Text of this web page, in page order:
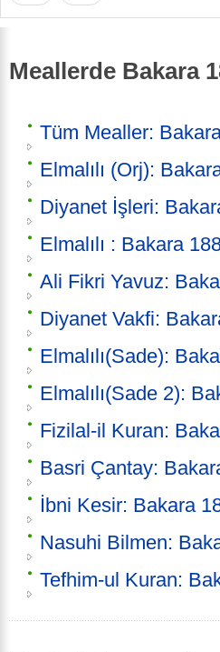
Meallerde Bakara
Tüm Mealler:
Elmalılı (Orj):
Diyanet İşleri:
Elmalılı : Bakara
Ali Fikri Yavuz:
Diyanet Vakfi:
Elmalılı(Sade):
Elmalılı(Sade 2):
Fizilal-il Kuran:
Basri Çantay:
İbni Kesir: Bakara
Nasuhi Bilmen:
Tefhim-ul Kuran: